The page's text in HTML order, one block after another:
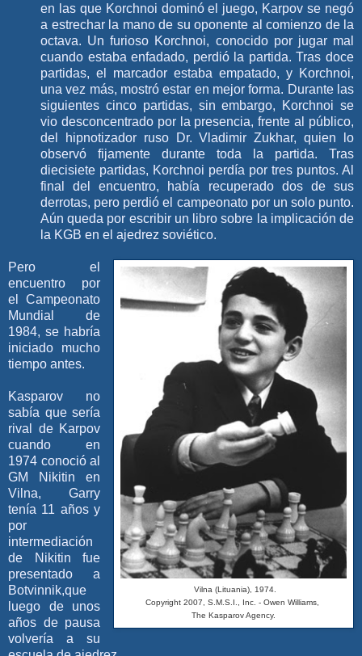
en las que Korchnoi dominó el juego, Karpov se negó
a estrechar la mano de su oponente al comienzo de la
octava. Un furioso Korchnoi, conocido por jugar mal
cuando estaba enfadado, perdió la partida. Tras doce
partidas, el marcador estaba empatado, y Korchnoi,
una vez más, mostró estar en mejor forma. Durante las
siguientes cinco partidas, sin embargo, Korchnoi se
vio desconcentrado por la presencia, frente al público,
del hipnotizador ruso Dr. Vladimir Zukhar, quien lo
observó fijamente durante toda la partida. Tras
diecisiete partidas, Korchnoi perdía por tres puntos. Al
final del encuentro, había recuperado dos de sus
derrotas, pero perdió el campeonato por un solo punto.
Aún queda por escribir un libro sobre la implicación de
la KGB en el ajedrez soviético.
Vilna (Lituania), 1974.
Copyright 2007, S.M.S.I., Inc. - Owen Williams,
The Kasparov Agency.
Pero el
encuentro por
el Campeonato
Mundial de
1984, se habría
iniciado mucho
tiempo antes.
Kasparov no
sabía que sería
rival de Karpov
cuando en
1974 conoció al
GM Nikitin en
Vilna, Garry
tenía 11 años y
por
intermediación
de Nikitin fue
presentado a
Botvinnik,que
luego de unos
años de pausa
volvería a su